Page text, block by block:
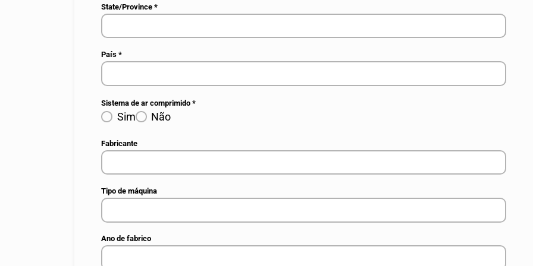
State/Province*
País*
Sistema de ar comprimido*
Sim Não
Fabricante
Tipo de máquina
Ano de fabrico